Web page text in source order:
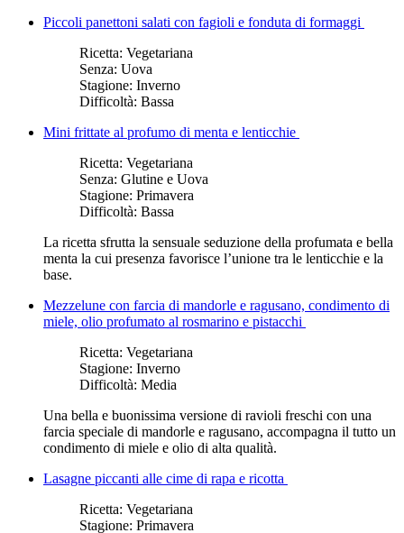
Piccoli panettoni salati con fagioli e fonduta di formaggi
Ricetta: Vegetariana
Senza: Uova
Stagione: Inverno
Difficoltà: Bassa
Mini frittate al profumo di menta e lenticchie
Ricetta: Vegetariana
Senza: Glutine e Uova
Stagione: Primavera
Difficoltà: Bassa
La ricetta sfrutta la sensuale seduzione della profumata e bella
menta la cui presenza favorisce l’unione tra le lenticchie e la
base.
Mezzelune con farcia di mandorle e ragusano, condimento di
miele, olio profumato al rosmarino e pistacchi
Ricetta: Vegetariana
Stagione: Inverno
Difficoltà: Media
Una bella e buonissima versione di ravioli freschi con una
farcia speciale di mandorle e ragusano, accompagna il tutto un
condimento di miele e olio di alta qualità.
Lasagne piccanti alle cime di rapa e ricotta
Ricetta: Vegetariana
Stagione: Primavera